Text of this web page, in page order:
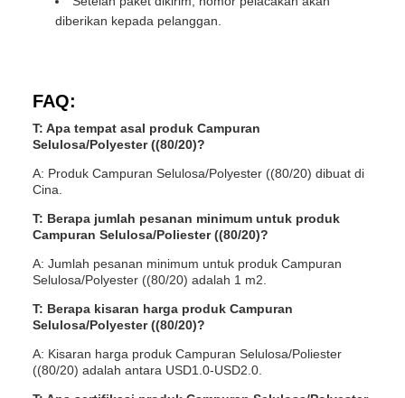
diberikan kepada pelanggan.
FAQ:
T: Apa tempat asal produk Campuran
Selulosa/Polyester ((80/20)?
A: Produk Campuran Selulosa/Polyester ((80/20) dibuat di
Cina.
T: Berapa jumlah pesanan minimum untuk produk
Campuran Selulosa/Poliester ((80/20)?
A: Jumlah pesanan minimum untuk produk Campuran
Selulosa/Polyester ((80/20) adalah 1 m2.
T: Berapa kisaran harga produk Campuran
Selulosa/Polyester ((80/20)?
A: Kisaran harga produk Campuran Selulosa/Poliester
((80/20) adalah antara USD1.0-USD2.0.